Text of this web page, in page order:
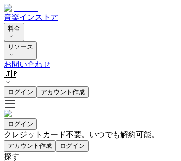
音楽インストア
料金
リソース
お問い合わせ
🇯🇵
ログイン アカウント作成
ログイン
クレジットカード不要。いつでも解約可能。
アカウント作成 ログイン
探す